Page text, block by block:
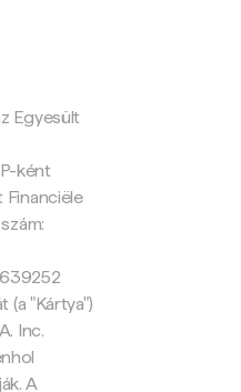
Egyesült
ként
(a "Kártya")
Inc.
A